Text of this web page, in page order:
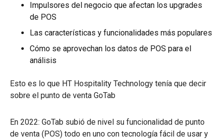
Impulsores del negocio que afectan los upgrades
de POS
Las características y funcionalidades más populares
Cómo se aprovechan los datos de POS para el
análisis
Esto es lo que HT Hospitality Technology tenía que decir
sobre el punto de venta GoTab
En 2022: GoTab subió de nivel su funcionalidad de punto
de venta (POS) todo en uno con tecnología fácil de usar y